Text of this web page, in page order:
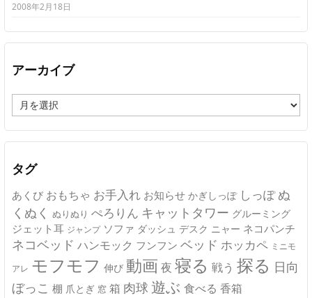
2008年2月18日
アーカイブ
ー
カ
イ
タグ
あくび おもちゃ お手入れ お知らせ かぎしっぽ しっぽ ぬ
くぬく ぬりぬり ぺろりん キャットタワー グルーミング
ジェット耳 ジャンプ ソファ ダッシュ デスク ニャー ネコパンチ
ネコベッド ハンモック フンフン ベッド ホッカペ ミニモ
アレ モフモフ 伸び 動画 夜 寝る 戦う 探る 日向
ぼっこ 棚 爪とぎ 窓 箱 肉球 遊ぶ 食べる 香箱